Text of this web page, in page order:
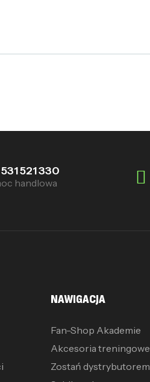
521 330
handlowa
NAWIGACJA
Fan-Shop Akademie
Akcesoria treningowe
Zostań dystrybutorem